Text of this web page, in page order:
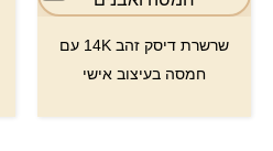
שרשרת דיסק זהב 14K עם
חמסה בעיצוב אישי